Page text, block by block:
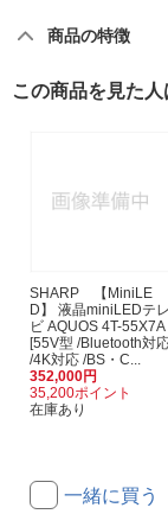
商品の特徴
この商品を見た
SHARP 【MiniLE
D】 液晶miniLEDテレ
ビ AQUOS 4T-55X7A
[55V型 /Bluetooth対
/4K対応 /BS・C...
352,000円
35,200ポイント
在庫あり
一緒に買う